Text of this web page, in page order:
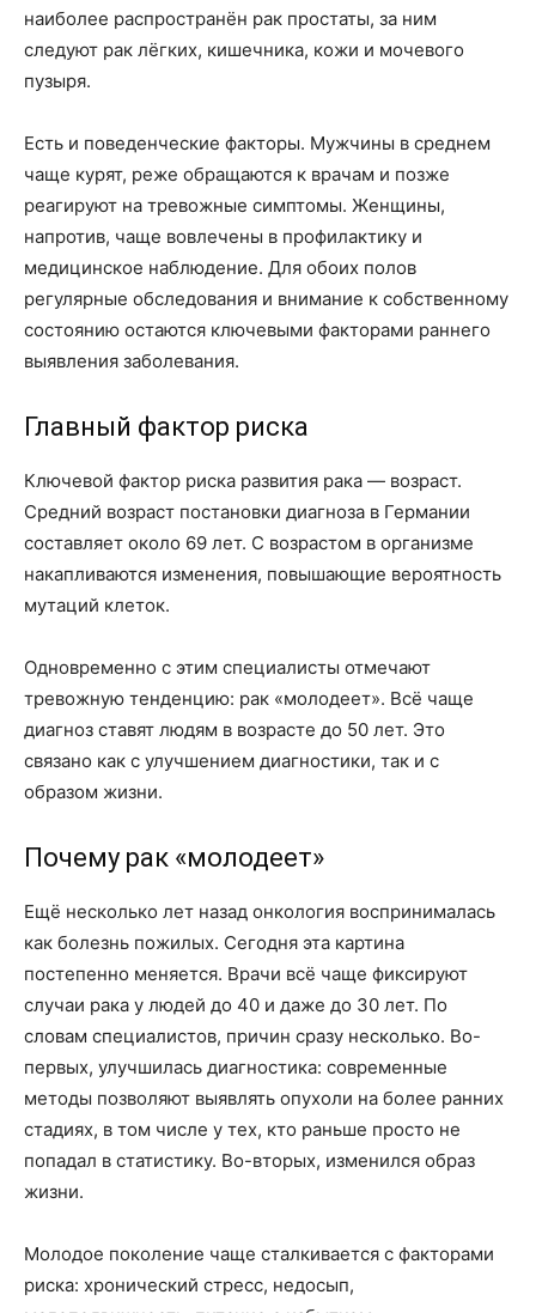
наиболее распространён рак простаты, за ним
следуют рак лёгких, кишечника, кожи и мочевого
пузыря.
Есть и поведенческие факторы. Мужчины в среднем
чаще курят, реже обращаются к врачам и позже
реагируют на тревожные симптомы. Женщины,
напротив, чаще вовлечены в профилактику и
медицинское наблюдение. Для обоих полов
регулярные обследования и внимание к собственному
состоянию остаются ключевыми факторами раннего
выявления заболевания.
Главный фактор риска
Ключевой фактор риска развития рака — возраст.
Средний возраст постановки диагноза в Германии
составляет около 69 лет. С возрастом в организме
накапливаются изменения, повышающие вероятность
мутаций клеток.
Одновременно с этим специалисты отмечают
тревожную тенденцию: рак «молодеет». Всё чаще
диагноз ставят людям в возрасте до 50 лет. Это
связано как с улучшением диагностики, так и с
образом жизни.
Почему рак «молодеет»
Ещё несколько лет назад онкология воспринималась
как болезнь пожилых. Сегодня эта картина
постепенно меняется. Врачи всё чаще фиксируют
случаи рака у людей до 40 и даже до 30 лет. По
словам специалистов, причин сразу несколько. Во-
первых, улучшилась диагностика: современные
методы позволяют выявлять опухоли на более ранних
стадиях, в том числе у тех, кто раньше просто не
попадал в статистику. Во-вторых, изменился образ
жизни.
Молодое поколение чаще сталкивается с факторами
риска: хронический стресс, недосып,